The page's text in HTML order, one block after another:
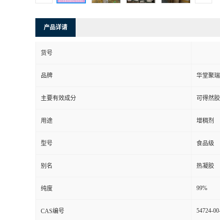
产品详请
货号
品牌 华堂聚瑞
主要有效成分 可得然胶
用途 增稠剂
型号 食品级
别名 热凝胶
纯度 99%
CAS编号 54724-